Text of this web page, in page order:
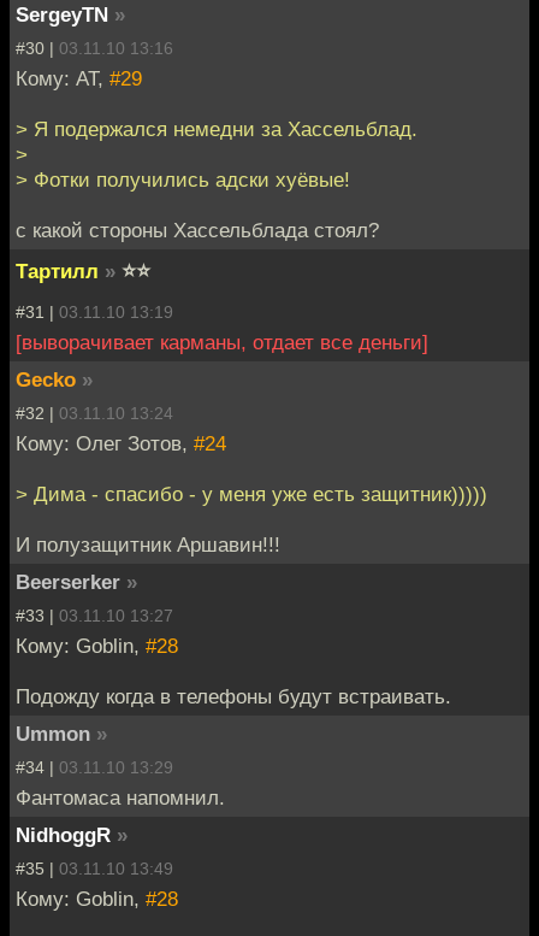
SergeyTN »
#30 | 03.11.10 13:16
Кому: AT, #29
> Я подержался немедни за Хассельблад.
>
> Фотки получились адски хуёвые!
с какой стороны Хассельблада стоял?
Тартилл » ⭐⭐
#31 | 03.11.10 13:19
[выворачивает карманы, отдает все деньги]
Gecko »
#32 | 03.11.10 13:24
Кому: Олег Зотов, #24
> Дима - спасибо - у меня уже есть защитник)))))
И полузащитник Аршавин!!!
Beerserker »
#33 | 03.11.10 13:27
Кому: Goblin, #28
Подожду когда в телефоны будут встраивать.
Ummon »
#34 | 03.11.10 13:29
Фантомаса напомнил.
NidhoggR »
#35 | 03.11.10 13:49
Кому: Goblin, #28